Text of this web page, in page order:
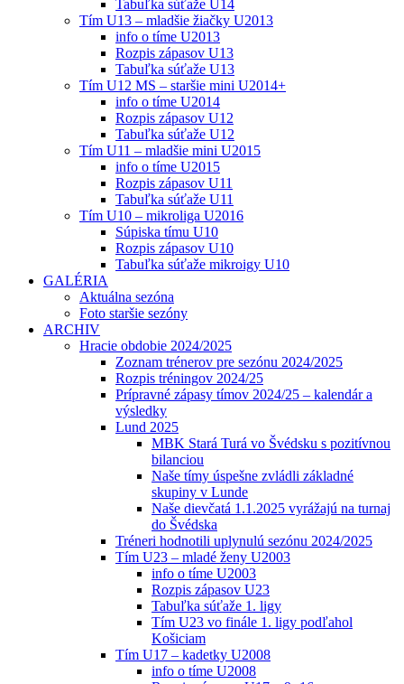
Tabuľka súťaže U14
Tím U13 – mladšie žiačky U2013
info o tíme U2013
Rozpis zápasov U13
Tabuľka súťaže U13
Tím U12 MS – staršie mini U2014+
info o tíme U2014
Rozpis zápasov U12
Tabuľka súťaže U12
Tím U11 – mladšie mini U2015
info o tíme U2015
Rozpis zápasov U11
Tabuľka súťaže U11
Tím U10 – mikroliga U2016
Súpiska tímu U10
Rozpis zápasov U10
Tabuľka súťaže mikroigy U10
GALÉRIA
Aktuálna sezóna
Foto staršie sezóny
ARCHIV
Hracie obdobie 2024/2025
Zoznam trénerov pre sezónu 2024/2025
Rozpis tréningov 2024/25
Prípravné zápasy tímov 2024/25 – kalendár a
výsledky
Lund 2025
MBK Stará Turá vo Švédsku s pozitívnou
bilanciou
Naše tímy úspešne zvládli základné
skupiny v Lunde
Naše dievčatá 1.1.2025 vyrážajú na turnaj
do Švédska
Tréneri hodnotili uplynulú sezónu 2024/2025
Tím U23 – mladé ženy U2003
info o tíme U2003
Rozpis zápasov U23
Tabuľka súťaže 1. ligy
Tím U23 vo finále 1. ligy podľahol
Košiciam
Tím U17 – kadetky U2008
info o tíme U2008